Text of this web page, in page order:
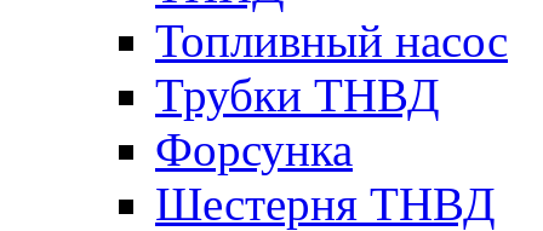
Топливный насос
Трубки ТНВД
Форсунка
Шестерня ТНВД